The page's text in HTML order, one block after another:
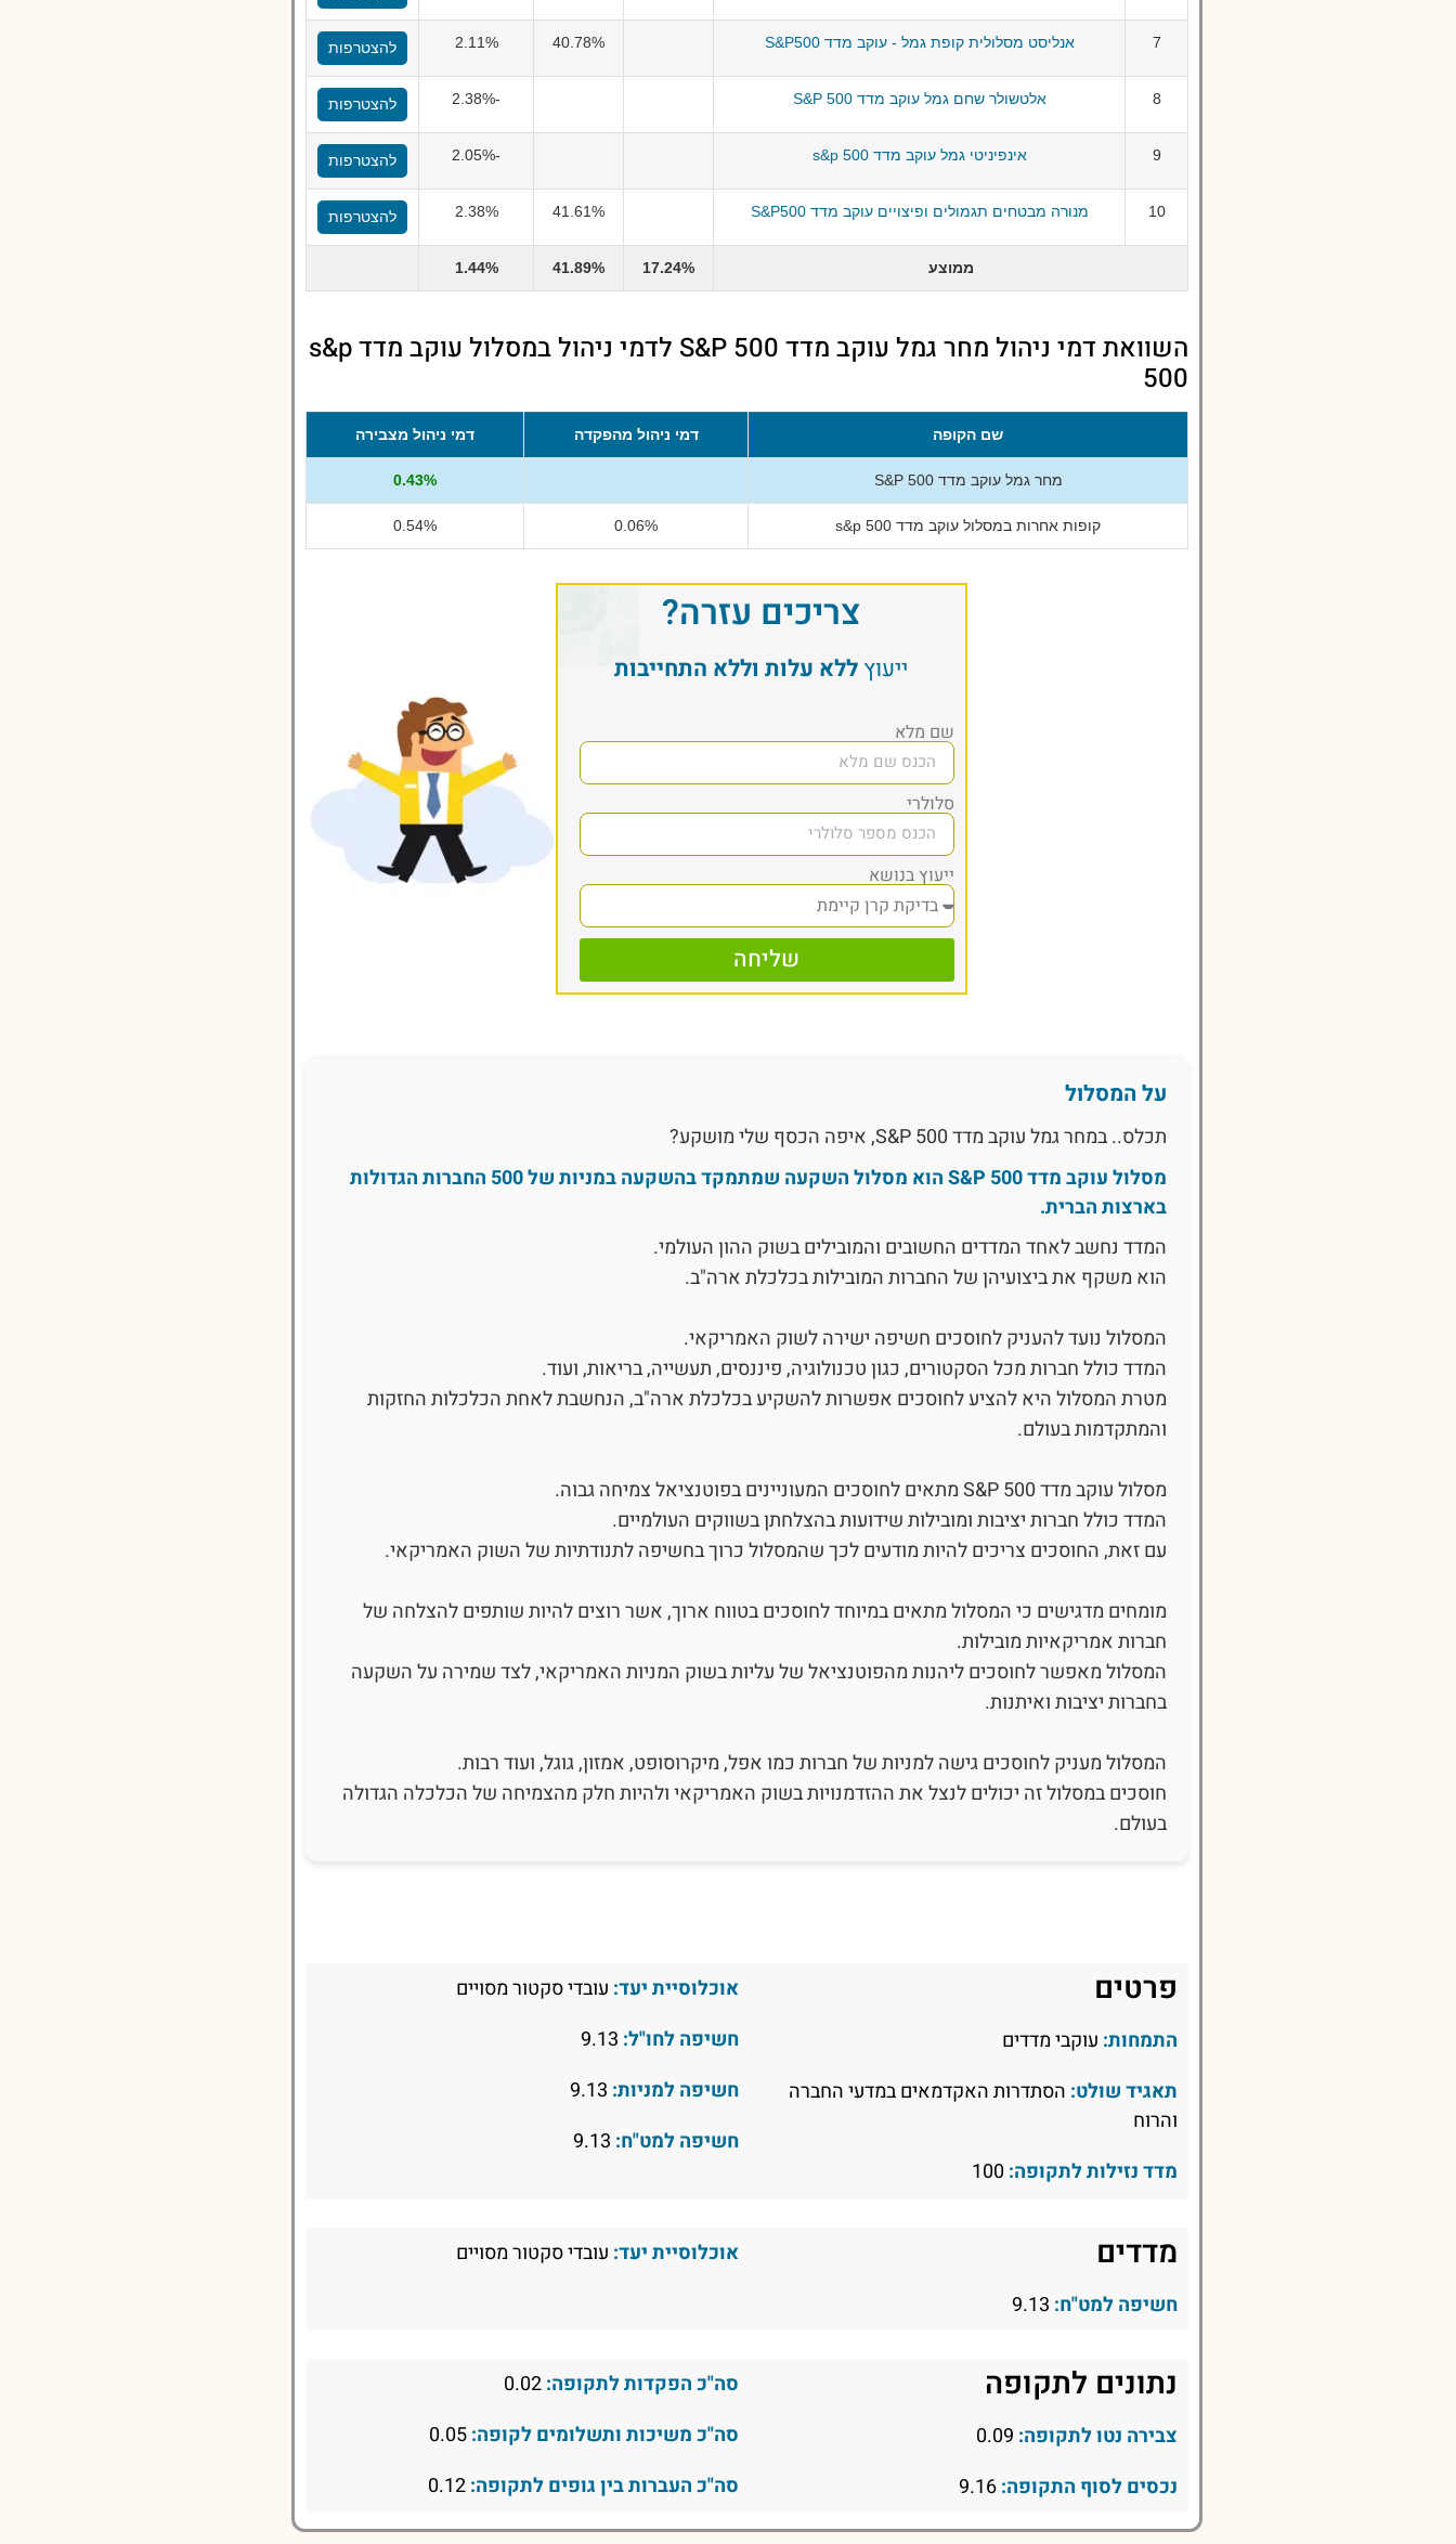
7 אנליסט מסלולית קופת גמל - עוקב מדד S&P500 40.78%
2.11% להצטרפות
8 אלטשולר שחם גמל עוקב מדד S&P 500 -2.38% להצטרפות
9 אינפיניטי גמל עוקב מדד s&p 500 -2.05% להצטרפות
10 מנורה מבטחים תגמולים ופיצויים עוקב מדד S&P500 41.61%
2.38% להצטרפות
ממוצע 17.24%
41.89%
1.44%
השוואת דמי ניהול מחר גמל עוקב מדד 500 S&P לדמי ניהול במסלול עוקב מדד s&p
500
שם הקופה דמי ניהול מהפקדה דמי ניהול מצבירה
מחר גמל עוקב מדד 500 S&P 0.43%
קופות אחרות במסלול עוקב מדד s&p 500 0.06%
0.54%
צריכים עזרה?
ייעוץללא עלות וללא התחייבות
שם מלא
סלולרי
ייעוץ בנושא
שליחה
על המסלול
תכלס.. במחר גמל עוקב מדד 500 S&P, איפה הכסף שלי מושקע?
מסלול עוקב מדד S&P 500 הוא מסלול השקעה שמתמקד בהשקעה במניות של 500 החברות הגדולות
בארצות הברית.
המדד נחשב לאחד המדדים החשובים והמובילים בשוק ההון העולמי.
הוא משקף את ביצועיהן של החברות המובילות בכלכלת ארה"ב.
המסלול נועד להעניק לחוסכים חשיפה ישירה לשוק האמריקאי.
המדד כולל חברות מכל הסקטורים, כגון טכנולוגיה, פיננסים, תעשייה, בריאות, ועוד.
מטרת המסלול היא להציע לחוסכים אפשרות להשקיע בכלכלת ארה"ב, הנחשבת לאחת הכלכלות החזקות
והמתקדמות בעולם.
מסלול עוקב מדד S&P 500 מתאים לחוסכים המעוניינים בפוטנציאל צמיחה גבוה.
המדד כולל חברות יציבות ומובילות שידועות בהצלחתן בשווקים העולמיים.
עם זאת, החוסכים צריכים להיות מודעים לכך שהמסלול כרוך בחשיפה לתנודתיות של השוק האמריקאי.
מומחים מדגישים כי המסלול מתאים במיוחד לחוסכים בטווח ארוך, אשר רוצים להיות שותפים להצלחה של
חברות אמריקאיות מובילות.
המסלול מאפשר לחוסכים ליהנות מהפוטנציאל של עליות בשוק המניות האמריקאי, לצד שמירה על השקעה
בחברות יציבות ואיתנות.
המסלול מעניק לחוסכים גישה למניות של חברות כמו אפל, מיקרוסופט, אמזון, גוגל, ועוד רבות.
חוסכים במסלול זה יכולים לנצל את ההזדמנויות בשוק האמריקאי ולהיות חלק מהצמיחה של הכלכלה הגדולה
בעולם.
פרטים
התמחות: עוקבי מדדים
תאגיד שולט: הסתדרות האקדמאים במדעי החברה
והרוח
מדד נזילות לתקופה:
אוכלוסיית יעד: עובדי סקטור מסויים
חשיפה לחו"ל:
חשיפה למניות:
חשיפה למט"ח:
מדדים
חשיפה למט"ח:
אוכלוסיית יעד: עובדי סקטור מסויים
נתונים לתקופה
צבירה נטו לתקופה:
נכסים לסוף התקופה:
סה"כ הפקדות לתקופה:0.02
סה"כ משיכות ותשלומים לקופה:0.05
סה"כ העברות בין גופים לתקופה:0.12